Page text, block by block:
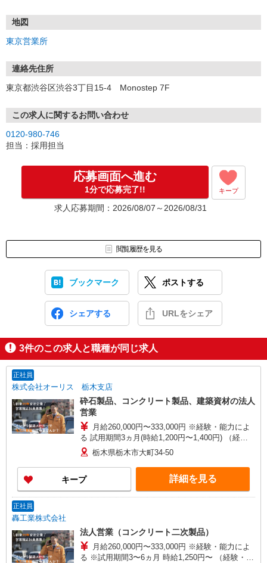
①応募から3営業日を目安に、メールorお電話でご連絡します。
★スマホでWEB面接（LINEなど）・出張面接・事務所面接と選べま
す
③面接実施（履歴書不要）
※ご希望があれば、職場見学の調整もOKです！
お気軽にご応募ください♪
地図
東京営業所
連絡先住所
東京都渋谷区渋谷3丁目15-4 Monostep 7F
この求人に関するお問い合わせ
0120-980-746
担当：採用担当
応募画面へ進む
1分で応募完了!! キープ
求人応募期間：2026/08/07～2026/08/31
閲覧履歴を見る
ブックマーク ポストする
シェアする URLをシェア
3件のこの求人と職種が同じ求人
正社員
株式会社オーリス 栃木支店
砕石製品、コンクリート製品、建築資材の法人
営業
月給260,000円〜333,000円 ※経験・能力によ
る 試用期間3ヵ月(時給1,200円〜1,400円) （経
験・能力により試用期間も月給になる場合有）
栃木県栃木市大町34-50
キープ 詳細を見る
正社員
轟工業株式会社
法人営業（コンクリート二次製品）
月給260,000円〜333,000円 ※経験・能力によ
る ※試用期間3〜6ヵ月 時給1,250円〜 （経験・能